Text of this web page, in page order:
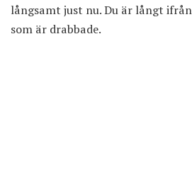
långsamt just nu. Du är långt
som är drabbade.